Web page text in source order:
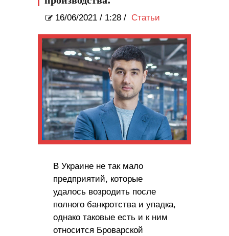
16/06/2021 / 1:28 / Статьи
В Украине не так мало
предприятий, которые
удалось возродить после
полного банкротства и упадка,
однако таковые есть и к ним
относится Броварской